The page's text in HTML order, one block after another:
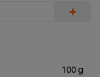
+
100 g